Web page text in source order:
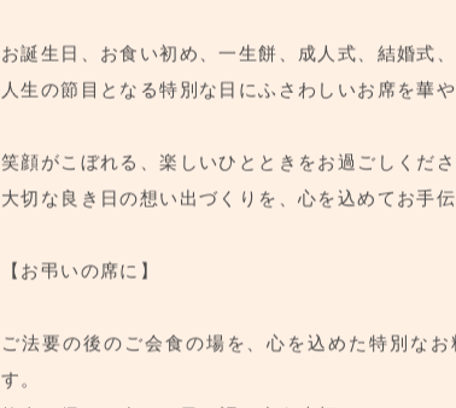
ご予
お取り
お誕生日、お食い初め、一生餅、成人式、結婚式
笑顔がこぼれる、楽しいひとときをお過ごしくださ
ご法要の後のご会食の場を、心を込めた特別なお